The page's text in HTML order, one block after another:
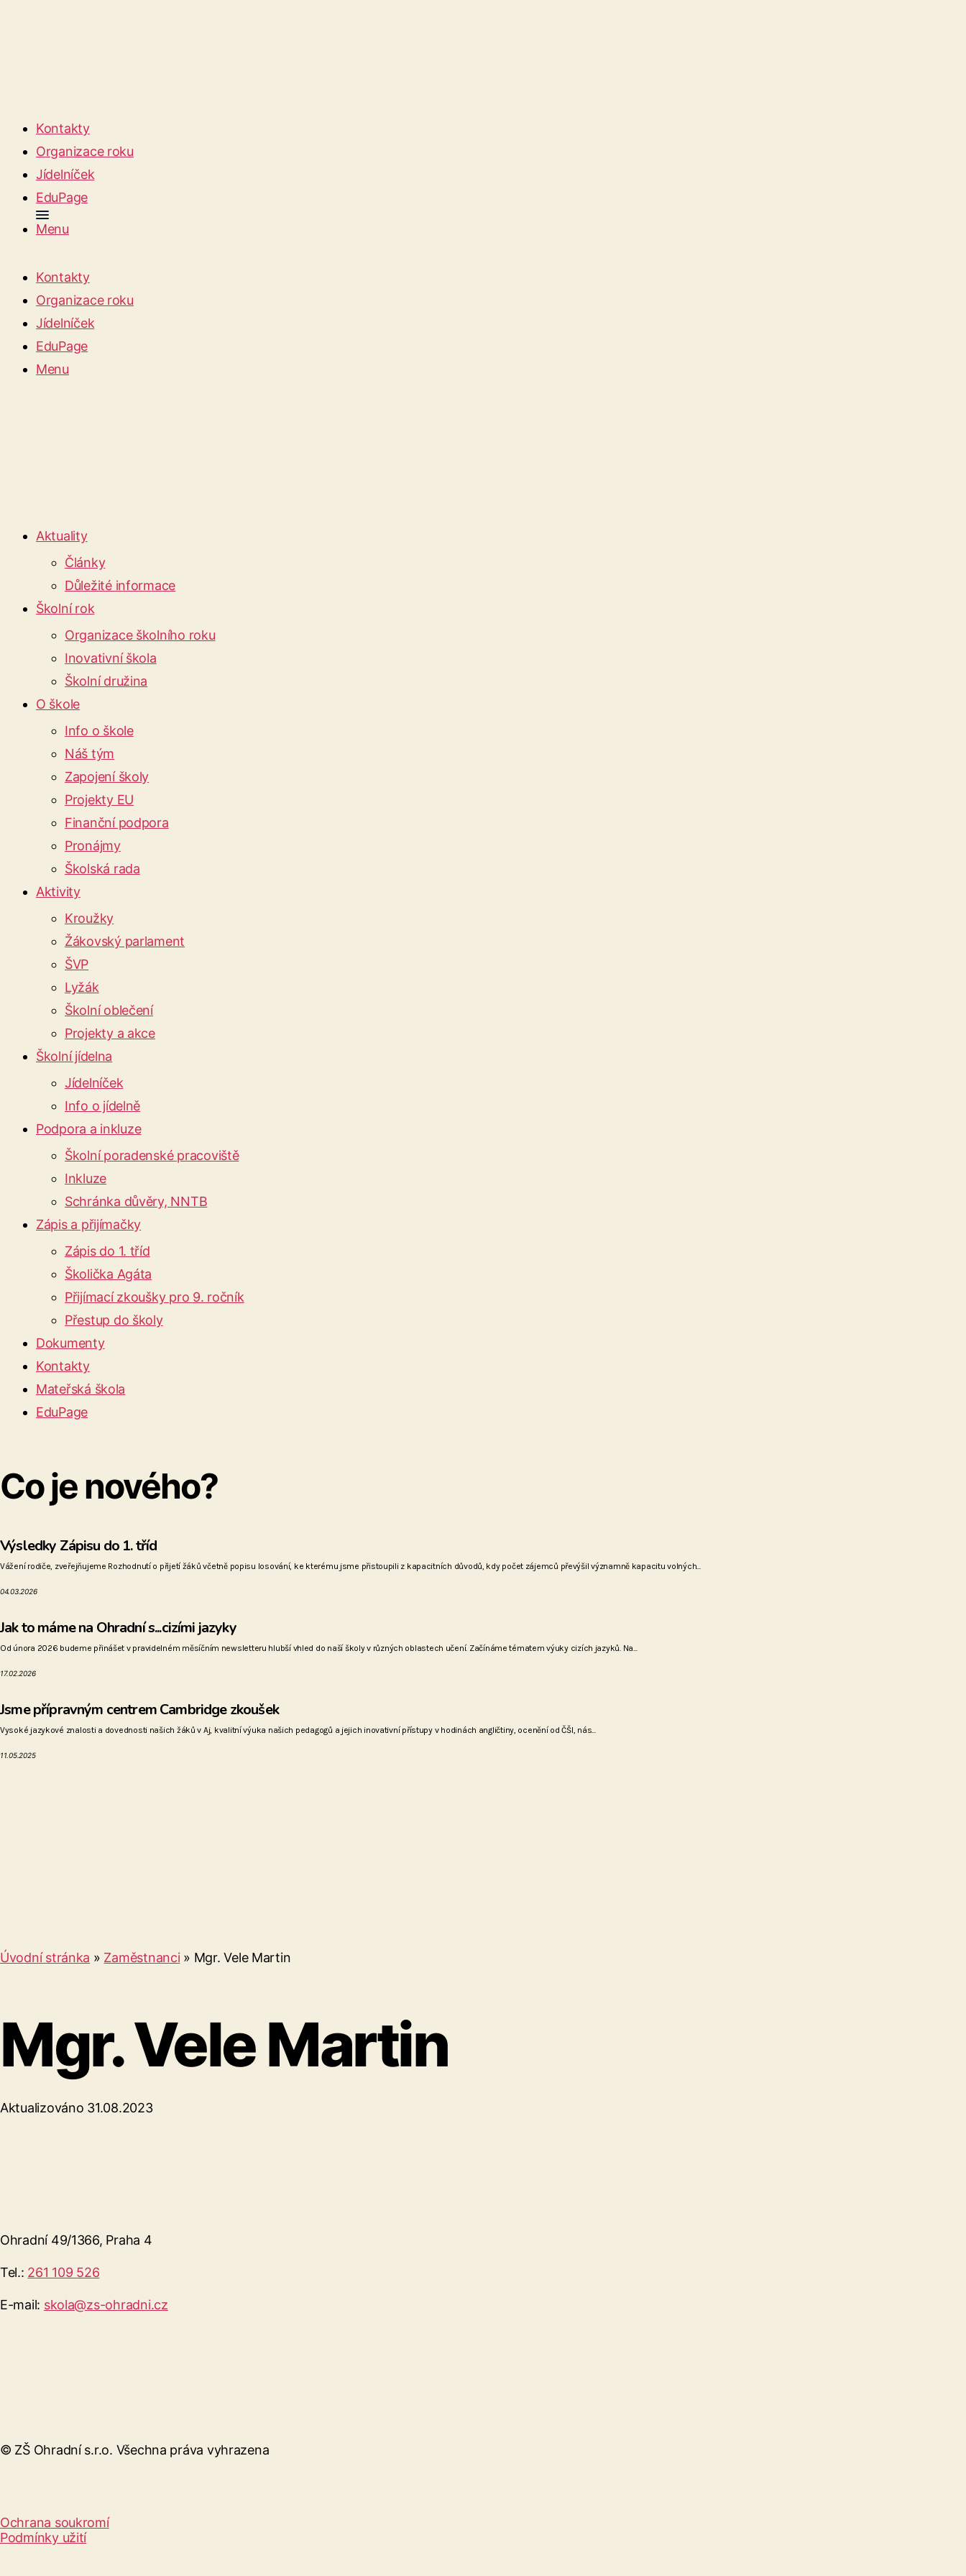
Kontakty
Organizace roku
Jídelníček
EduPage
Menu
Kontakty
Organizace roku
Jídelníček
EduPage
Menu
Aktuality
Články
Důležité informace
Školní rok
Organizace školního roku
Inovativní škola
Školní družina
O škole
Info o škole
Náš tým
Zapojení školy
Projekty EU
Finanční podpora
Pronájmy
Školská rada
Aktivity
Kroužky
Žákovský parlament
ŠVP
Lyžák
Školní oblečení
Projekty a akce
Školní jídelna
Jídelníček
Info o jídelně
Podpora a inkluze
Školní poradenské pracoviště
Inkluze
Schránka důvěry, NNTB
Zápis a přijímačky
Zápis do 1. tříd
Školička Agáta
Přijímací zkoušky pro 9. ročník
Přestup do školy
Dokumenty
Kontakty
Mateřská škola
EduPage
Co je nového?
Výsledky Zápisu do 1. tříd
Vážení rodiče, zveřejňujeme Rozhodnutí o přijetí žáků včetně popisu losování, ke kterému jsme přistoupili z kapacitních důvodů, kdy počet zájemců převýšil významně kapacitu volných...
04.03.2026
Jak to máme na Ohradní s...cizími jazyky
Od února 2026 budeme přinášet v pravidelném měsíčním newsletteru hlubší vhled do naší školy v různých oblastech učení. Začínáme tématem výuky cizích jazyků. Na...
17.02.2026
Jsme přípravným centrem Cambridge zkoušek
Vysoké jazykové znalosti a dovednosti našich žáků v Aj, kvalitní výuka našich pedagogů a jejich inovativní přístupy v hodinách angličtiny, ocenění od ČŠI, nás...
11.05.2025
Úvodní stránka » Zaměstnanci » Mgr. Vele Martin
Mgr. Vele Martin
Aktualizováno 31.08.2023
Ohradní 49/1366, Praha 4
Tel.: 261 109 526
E-mail: skola@zs-ohradni.cz
© ZŠ Ohradní s.r.o. Všechna práva vyhrazena
Ochrana soukromí
Podmínky užití